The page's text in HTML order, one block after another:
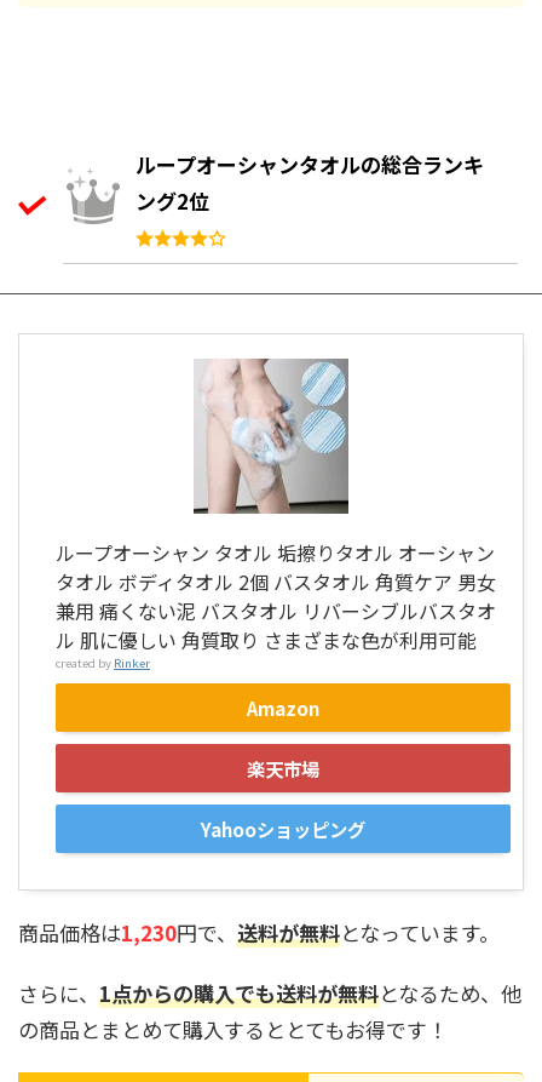
ループオーシャンタオルの総合ランキ
ング2位
ループオーシャン タオル 垢擦りタオル オーシャン
タオル ボディタオル 2個 バスタオル 角質ケア 男女
兼用 痛くない泥 バスタオル リバーシブルバスタオ
ル 肌に優しい 角質取り さまざまな色が利用可能
created by Rinker
Amazon
楽天市場
Yahooショッピング
商品価格は1,230円で、 送料が無料となっています。
さらに、 1点からの購入でも送料が無料となるため、他
の商品とまとめて購入するととてもお得です！